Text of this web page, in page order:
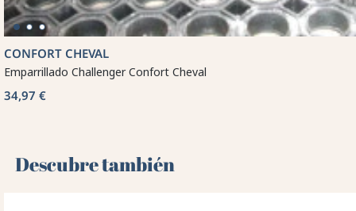
CONFORT CHEVAL
Emparrillado Challenger Confort Cheval
34,97 €
Descubre también 🌻